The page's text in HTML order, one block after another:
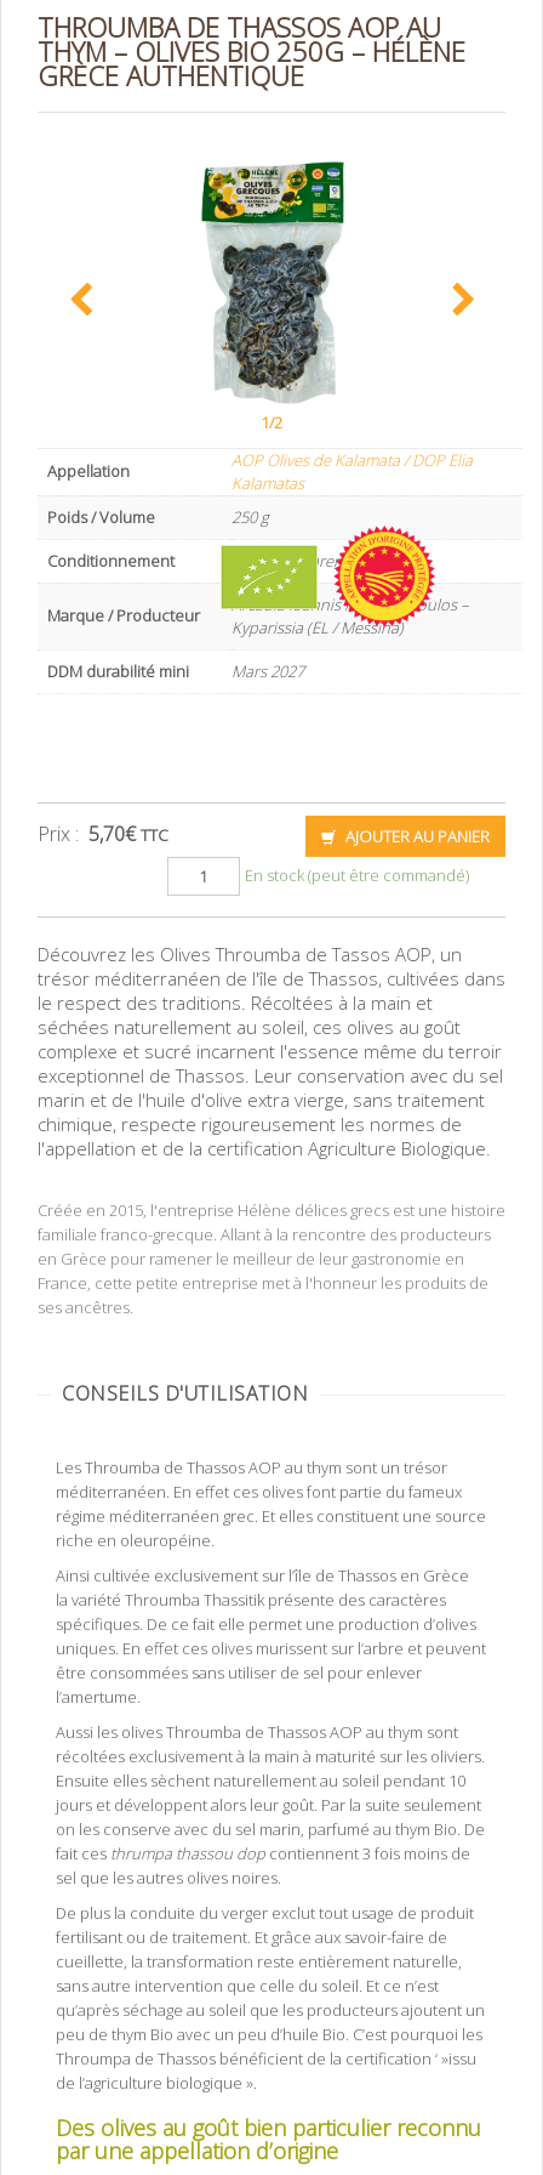
THROUMBA DE THASSOS AOP AU
THYM – OLIVES BIO 250G – HÉLÈNE
GRÈCE AUTHENTIQUE
1/2
Appellation
AOP Olives de Kalamata / DOP Elia
Kalamatas
Poids / Volume
250 g
Conditionnement
Film transparent sous vide
Marque / Producteur
Arcadia Ioannis P. Stathopoulos –
Kyparissia (EL / Messina)
DDM durabilité mini
Mars 2027
Prix : 5,70€ TTC
AJOUTER AU PANIER
En stock (peut être commandé)
Découvrez les Olives Throumba de Tassos AOP, un
trésor méditerranéen de l'île de Thassos, cultivées dans
le respect des traditions. Récoltées à la main et
séchées naturellement au soleil, ces olives au goût
complexe et sucré incarnent l'essence même du terroir
exceptionnel de Thassos. Leur conservation avec du sel
marin et de l'huile d'olive extra vierge, sans traitement
chimique, respecte rigoureusement les normes de
l'appellation et de la certification Agriculture Biologique.
Créée en 2015, l'entreprise Hélène délices grecs est une histoire
familiale franco-grecque. Allant à la rencontre des producteurs
en Grèce pour ramener le meilleur de leur gastronomie en
France, cette petite entreprise met à l'honneur les produits de
ses ancêtres.
CONSEILS D'UTILISATION
Les Throumba de Thassos AOP au thym sont un trésor
méditerranéen. En effet ces olives font partie du fameux
régime méditerranéen grec. Et elles constituent une source
riche en oleuropéine.
Ainsi cultivée exclusivement sur l’île de Thassos en Grèce
la variété Throumba Thassitik présente des caractères
spécifiques. De ce fait elle permet une production d’olives
uniques. En effet ces olives murissent sur l’arbre et peuvent
être consommées sans utiliser de sel pour enlever
l’amertume.
Aussi les olives Throumba de Thassos AOP au thym sont
récoltées exclusivement à la main à maturité sur les oliviers.
Ensuite elles sèchent naturellement au soleil pendant 10
jours et développent alors leur goût. Par la suite seulement
on les conserve avec du sel marin, parfumé au thym Bio. De
fait ces thrumpa thassou dop contiennent 3 fois moins de
sel que les autres olives noires.
De plus la conduite du verger exclut tout usage de produit
fertilisant ou de traitement. Et grâce aux savoir-faire de
cueillette, la transformation reste entièrement naturelle,
sans autre intervention que celle du soleil. Et ce n’est
qu’après séchage au soleil que les producteurs ajoutent un
peu de thym Bio avec un peu d’huile Bio. C’est pourquoi les
Throumpa de Thassos bénéficient de la certification ‘ »issu
de l’agriculture biologique ».
Des olives au goût bien particulier reconnu
par une appellation d’origine